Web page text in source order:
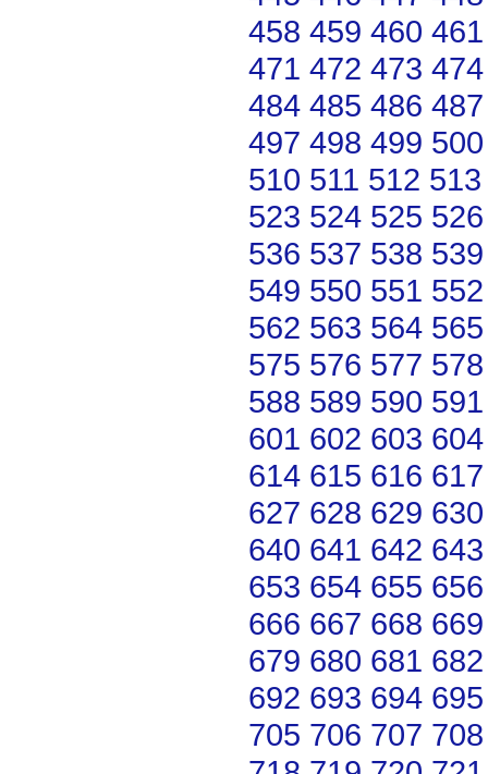
458 459 460 461
471 472 473 474
484 485 486 487
497 498 499 500
510 511 512 513
523 524 525 526
536 537 538 539
549 550 551 552
562 563 564 565
575 576 577 578
588 589 590 591
601 602 603 604
614 615 616 617
627 628 629 630
640 641 642 643
653 654 655 656
666 667 668 669
679 680 681 682
692 693 694 695
705 706 707 708